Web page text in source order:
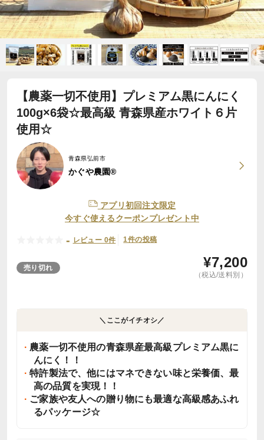
【農薬一切不使用】プレミアム黒にんにく
100g×6袋☆最高級 青森県産ホワイト６片
使用☆
青森県弘前市
かぐや農園®
アプリ初回注文限定
今すぐ使えるクーポンプレゼント中
- レビュー 0件 1件の投稿
売り切れ ¥7,200
（税込/送料別）
＼ここがイチオシ／
農薬一切不使用の青森県産最高級プレミアム黒に
んにく！！
特許製法で、他にはマネできない味と栄養価、最
高の品質を実現！！
ご家族や友人への贈り物にも最適な高級感あふれ
るパッケージ☆